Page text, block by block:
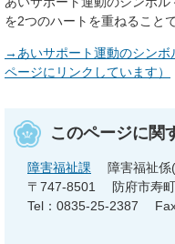
を2つのハートを重ねること
→あいサポート運動のシンボ
ページにリンクしています）
このページに関
障害福祉課
障害福祉
〒747-8501
防府市寿
Tel：0835-25-2387